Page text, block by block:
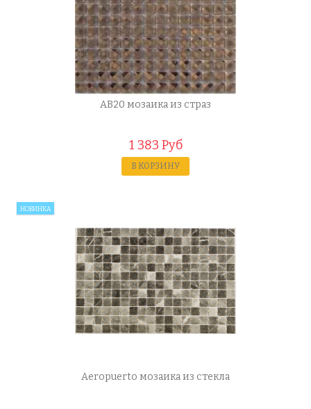
AB20 мозаика из страз
1 383 Руб
В КОРЗИНУ
НОВИНКА
Aeropuerto мозаика из стекла